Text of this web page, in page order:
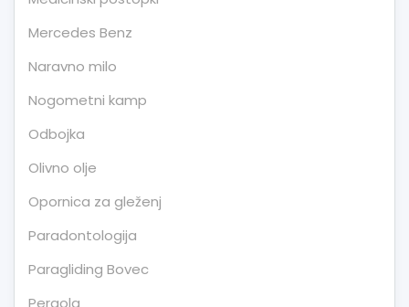
Mercedes Benz
Naravno milo
Nogometni kamp
Odbojka
Olivno olje
Opornica za gleženj
Paradontologija
Paragliding Bovec
Pergola